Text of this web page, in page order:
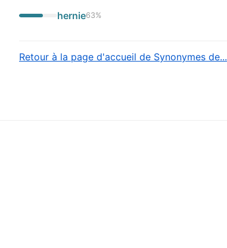
hernie63%
Retour à la page d'accueil de Synonymes de...